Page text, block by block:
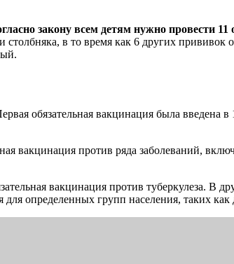
закону всем детям нужно провести
в то время как 6 других
обязательная вакцинация была введена в
вакцинация против ряда заболеваний,
вакцинация против туберкулеза. В
для определенных групп населения, таких